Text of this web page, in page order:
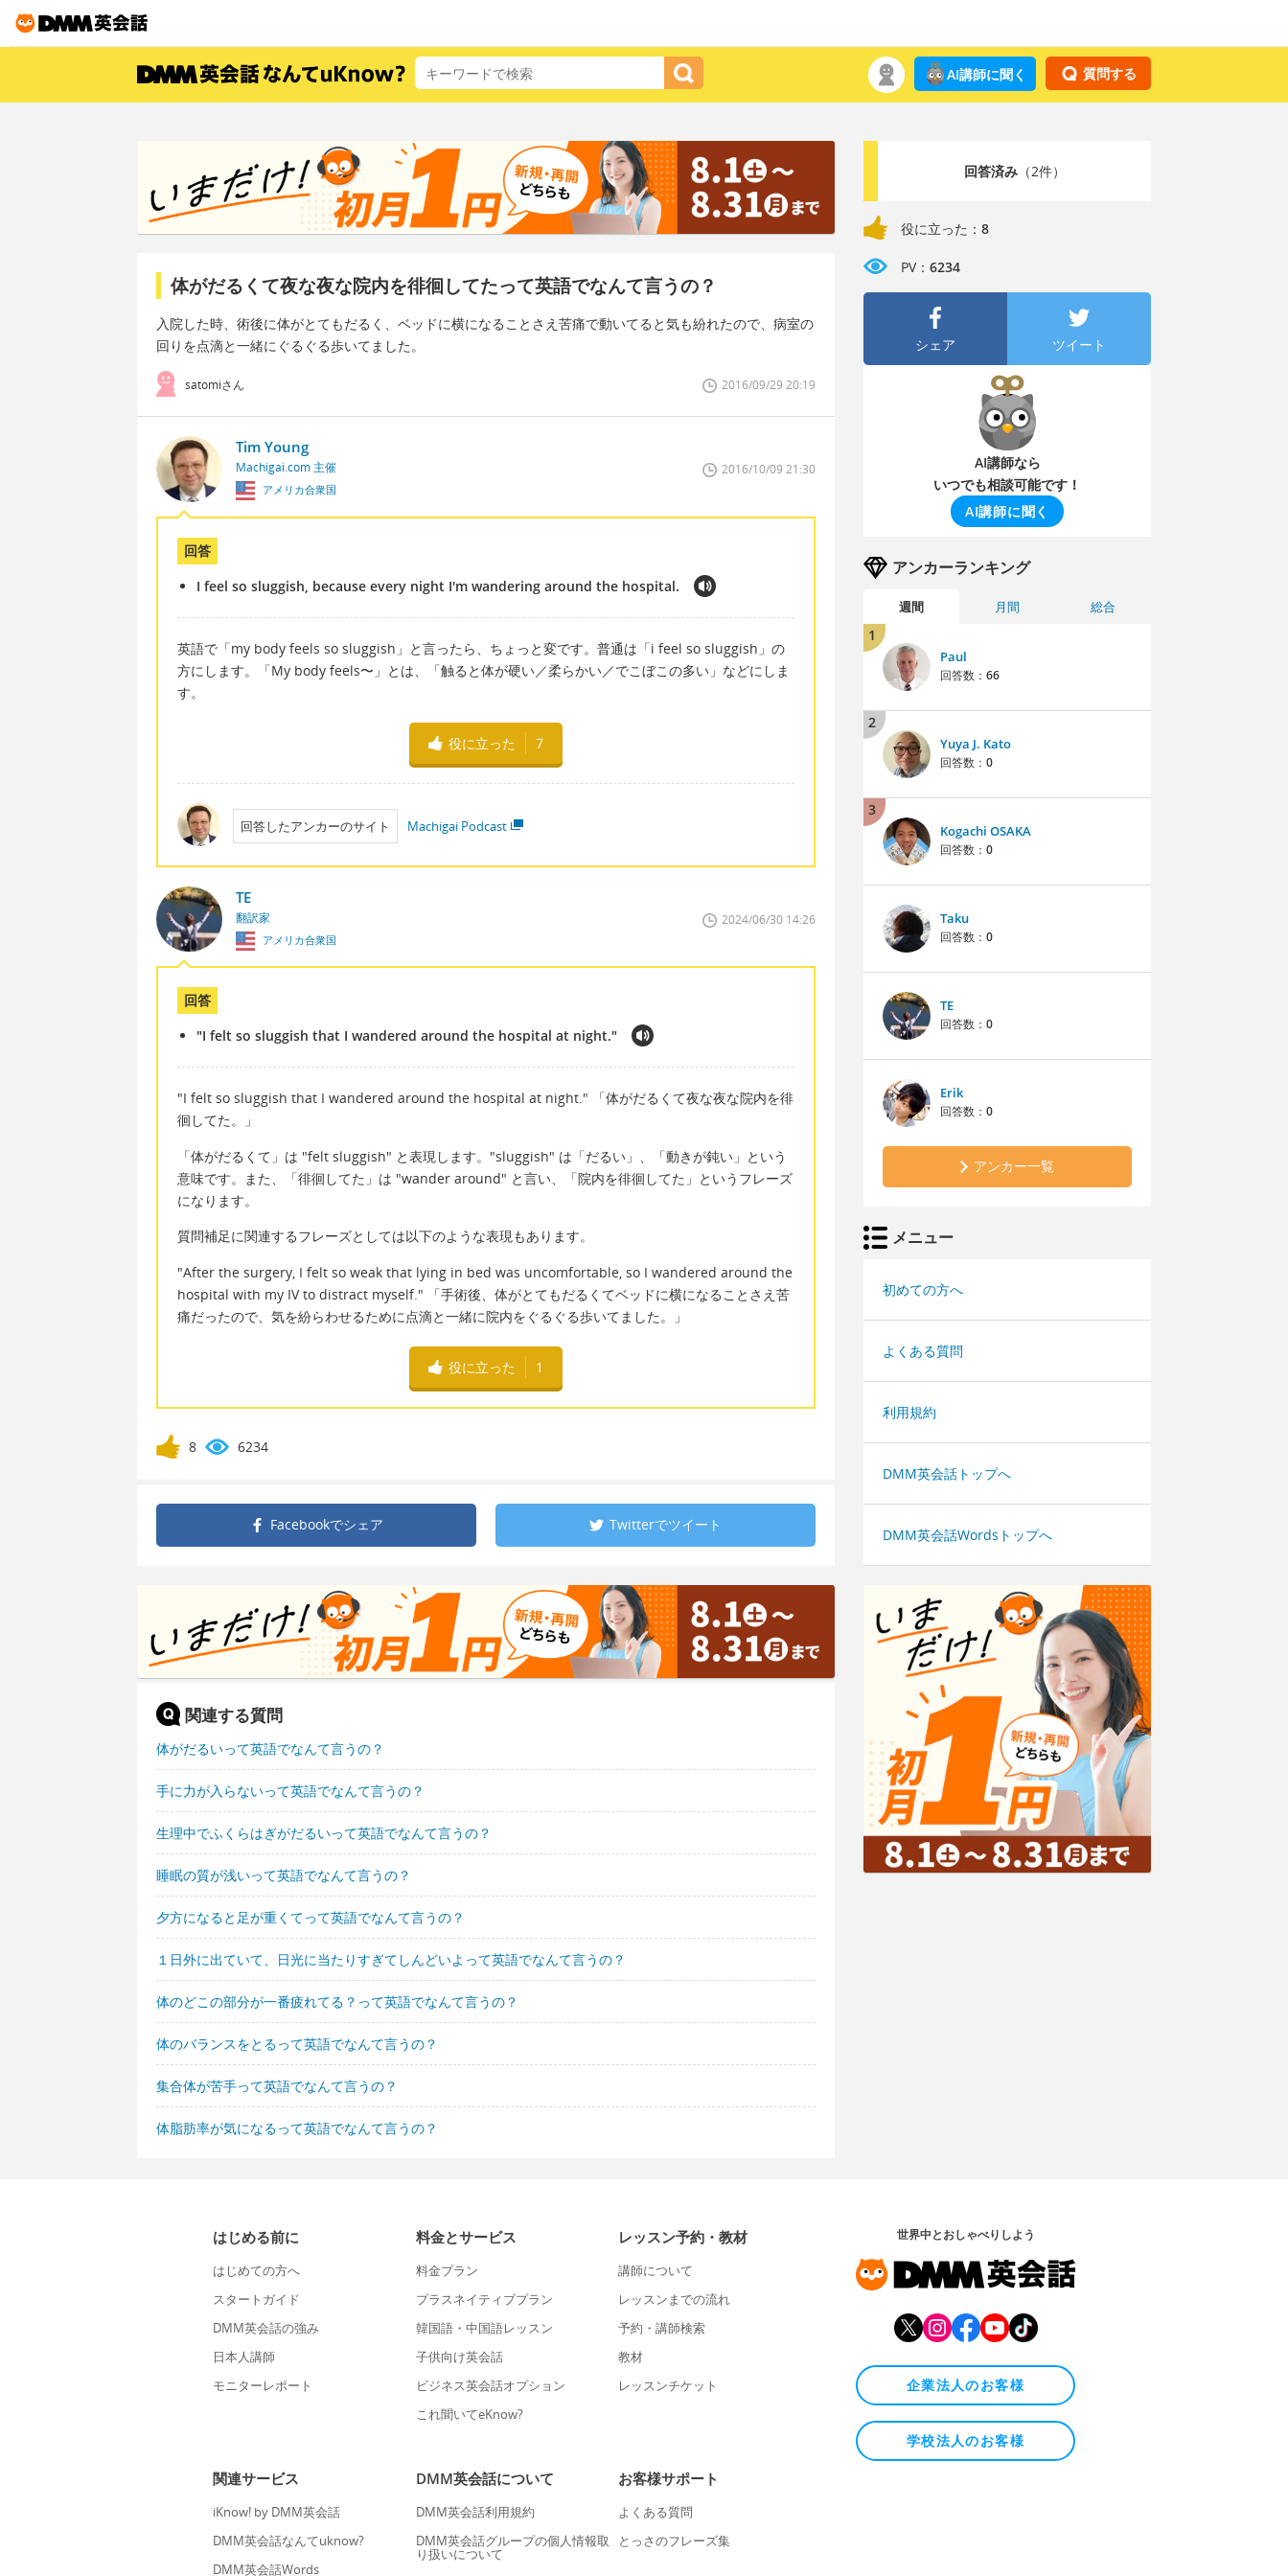
質問する
AI講師に聞く
体がだるくて夜な夜な院内を徘徊してたって英語でなんて言うの？
入院した時、術後に体がとてもだるく、ベッドに横になることさえ苦痛で動いてると気も紛れたので、病室の
回りを点滴と一緒にぐるぐる歩いてました。
satomiさん 2016/09/29 20:19
Tim Young
Machigai.com 主催
アメリカ合衆国
2016/10/09 21:30
回答
I feel so sluggish, because every night I'm wandering around the hospital.
英語で「my body feels so sluggish」と言ったら、ちょっと変です。普通は「i feel so sluggish」の
方にします。「My body feels〜」とは、「触ると体が硬い／柔らかい／でこぼこの多い」などにしま
す。
役に立った 7
回答したアンカーのサイト Machigai Podcast
TE
翻訳家
アメリカ合衆国
2024/06/30 14:26
回答
"I felt so sluggish that I wandered around the hospital at night."
"I felt so sluggish that I wandered around the hospital at night." 「体がだるくて夜な夜な院内を徘
徊してた。」
「体がだるくて」は "felt sluggish" と表現します。"sluggish" は「だるい」、「動きが鈍い」という
意味です。また、「徘徊してた」は "wander around" と言い、「院内を徘徊してた」というフレーズ
になります。
質問補足に関連するフレーズとしては以下のような表現もあります。
"After the surgery, I felt so weak that lying in bed was uncomfortable, so I wandered around the
hospital with my IV to distract myself." 「手術後、体がとてもだるくてベッドに横になることさえ苦
痛だったので、気を紛らわせるために点滴と一緒に院内をぐるぐる歩いてました。」
役に立った 1
8 6234
Facebookでシェア Twitterでツイート
関連する質問
体がだるいって英語でなんて言うの？
手に力が入らないって英語でなんて言うの？
生理中でふくらはぎがだるいって英語でなんて言うの？
睡眠の質が浅いって英語でなんて言うの？
夕方になると足が重くてって英語でなんて言うの？
１日外に出ていて、日光に当たりすぎてしんどいよって英語でなんて言うの？
体のどこの部分が一番疲れてる？って英語でなんて言うの？
体のバランスをとるって英語でなんて言うの？
集合体が苦手って英語でなんて言うの？
体脂肪率が気になるって英語でなんて言うの？
回答済み（2件）
役に立った： 8
PV： 6234
シェア ツイート
AI講師なら
いつでも相談可能です！
AI講師に聞く
アンカーランキング
週間 月間 総合
1
Paul
回答数： 66
2
Yuya J. Kato
回答数： 0
3
Kogachi OSAKA
回答数： 0
Taku
回答数： 0
TE
回答数： 0
Erik
回答数： 0
アンカー一覧
メニュー
初めての方へ
よくある質問
利用規約
DMM英会話トップへ
DMM英会話Wordsトップへ
はじめる前に
はじめての方へ
スタートガイド
DMM英会話の強み
日本人講師
モニターレポート
料金とサービス
料金プラン
プラスネイティブプラン
韓国語・中国語レッスン
子供向け英会話
ビジネス英会話オプション
これ聞いてeKnow?
レッスン予約・教材
講師について
レッスンまでの流れ
予約・講師検索
教材
レッスンチケット
関連サービス
iKnow! by DMM英会話
DMM英会話なんてuknow?
DMM英会話Words
DMM英会話について
DMM英会話利用規約
DMM英会話グループの個人情報取
り扱いについて
お客様サポート
よくある質問
とっさのフレーズ集
世界中とおしゃべりしよう
企業法人のお客様
学校法人のお客様